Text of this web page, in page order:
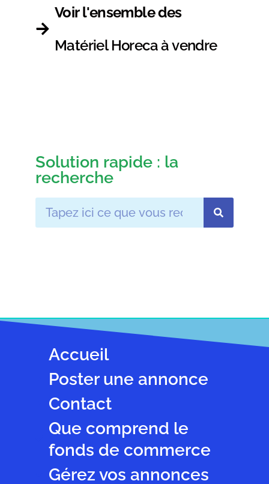
Voir l'ensemble des
Matériel Horeca à vendre
Solution rapide : la
recherche
Accueil
Poster une annonce
Contact
Que comprend le
fonds de commerce
Gérez vos annonces